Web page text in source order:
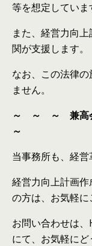
等を想定していま
また、経営力向
関が支援します。
なお、この法律
ません。
～ ～ ～ 兼高
～
当事務所も、経営
経営力向上計画
の方は、お気軽に
お問い合わせは
にて、お気軽にど